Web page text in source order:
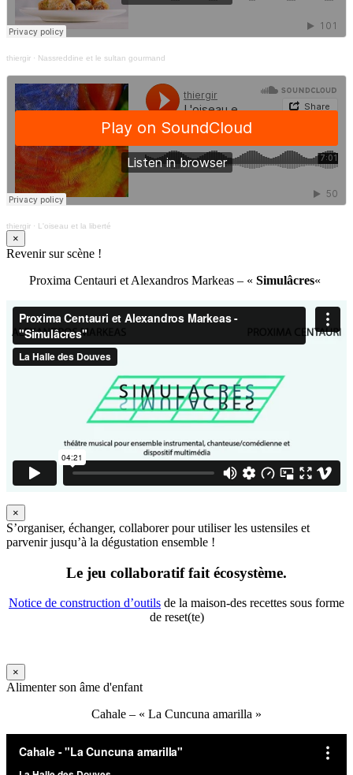
thiergir · Nassreddine et le sultan gourmand
thiergir · L'oiseau et la liberté
×
Revenir sur scène !
Proxima Centauri et Alexandros Markeas – « Simulâcres«
×
S’organiser, échanger, collaborer pour utiliser les ustensiles et
parvenir jusqu’à la dégustation ensemble !
Le jeu collaboratif fait écosystème.
Notice de construction d’outils de la maison-des recettes sous forme
de reset(te)
×
Alimenter son âme d'enfant
Cahale – « La Cuncuna amarilla »